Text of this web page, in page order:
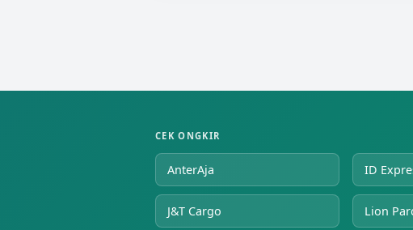
CEK ONGKIR
AnterAja ID
J&T Cargo Lion